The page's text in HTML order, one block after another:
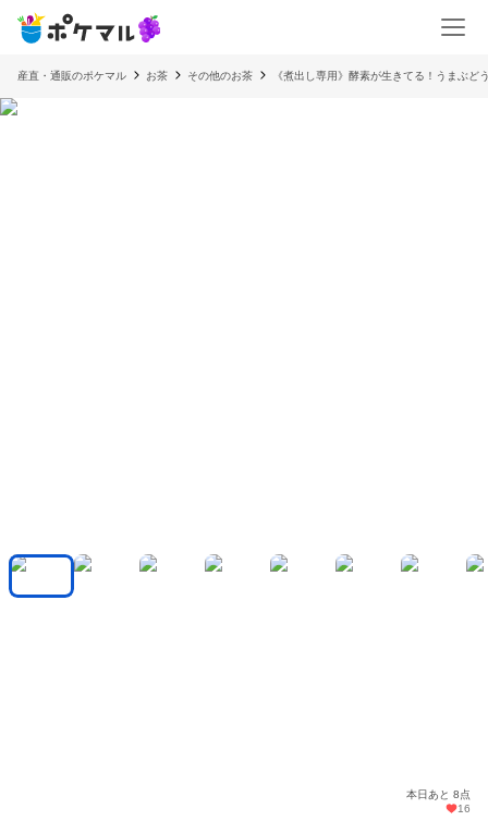
産直・通販のポケマル お茶 その他のお茶 《煮出し専用》酵素が生きてる！うまぶ
本日あと 8点
16